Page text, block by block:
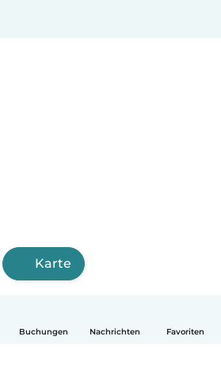
Buchungen Nachrichten Favoriten
Karte